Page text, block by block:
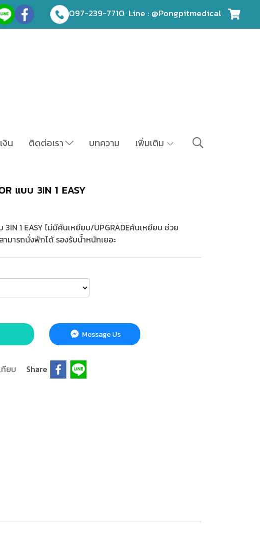
097-239-7710 Line : @Pongpitmedical
งิน ติดต่อเรา บทความ เพิ่มเติม
แบบ 3IN 1 EASY
1 EASY ไม่มีคันเหยียบ/UPGRADEคันเหยียบ ช่วย
มารถนั่งพักได้ รองรับน้ำหนักเยอะ
Message Us
ทียบ Share